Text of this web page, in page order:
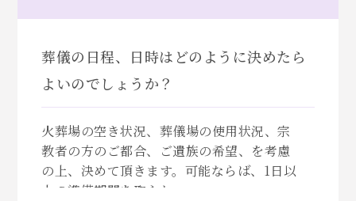
葬儀の日程、日時はどのように決めたら
よいのでしょうか？
火葬場の空き状況、葬儀場の使用状況、宗
教者の方のご都合、ご遺族の希望、を考慮
の上、決めて頂きます。可能ならば、1日以
上の準備期間を取られ...